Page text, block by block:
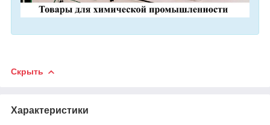
Скрыть
Характеристики